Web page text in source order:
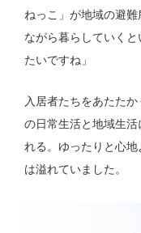
ねっこ」が地域の避
ながら暮らしていく
たいですね」
入居者たちをあたた
の日常生活と地域生
れる。ゆったりと心
は溢れていました。